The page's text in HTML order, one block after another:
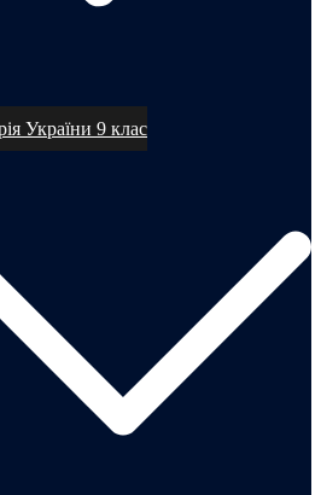
України 9 клас